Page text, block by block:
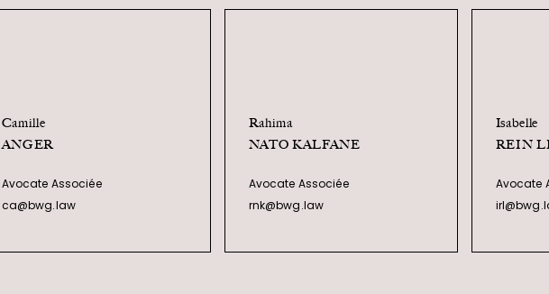
Camille
ANGER
Avocate Associée
ca@bwg.law
Rahima
NATO KALFANE
Avocate Associée
rnk@bwg.law
Isabelle
REIN
Avocate